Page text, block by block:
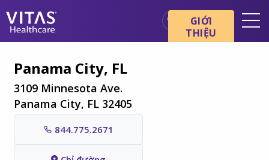
Cơ bản về chăm sóc cuối đời
Dịch vụ
khỏe
Gia đình và người chăm sóc
GIỚI
THIỆU
Panama City, FL
3109 Minnesota Ave.
Panama City, FL 32405
844.775.2671